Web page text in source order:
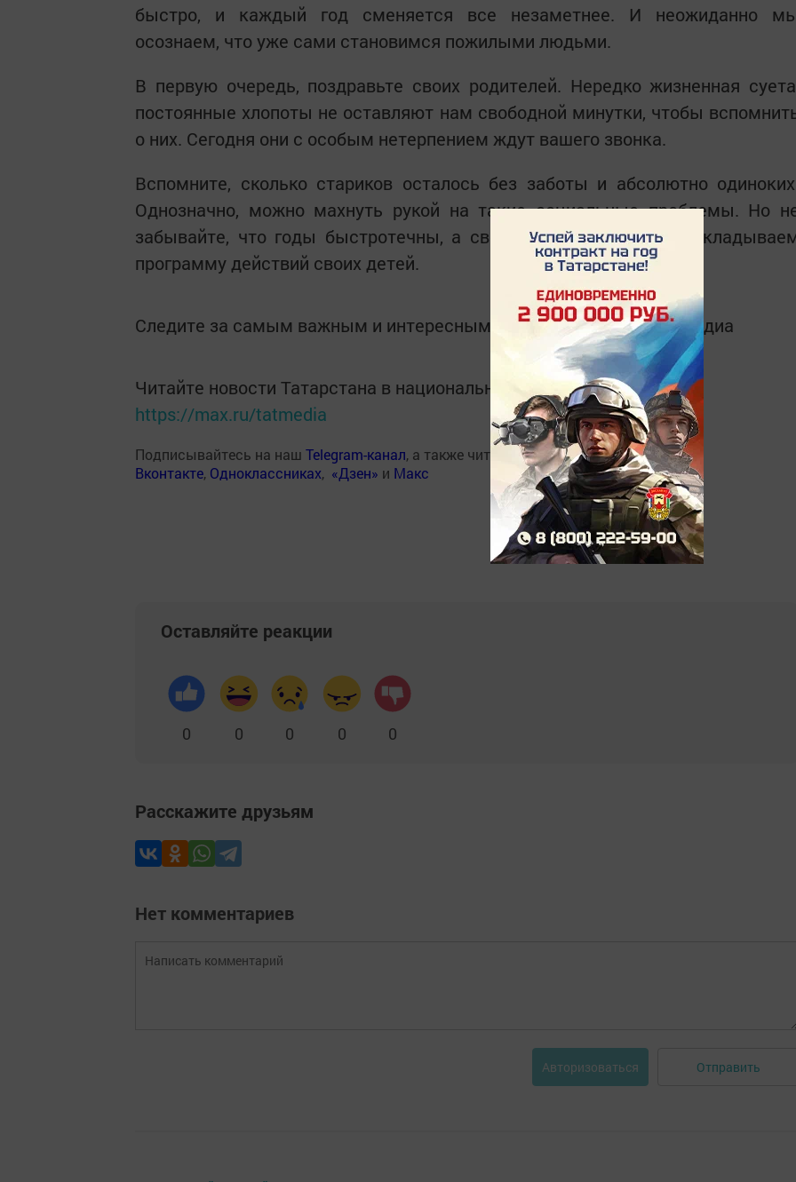
быстро, и каждый год сменяется все незаметнее. И неожиданно
осознаем, что уже сами становимся пожилыми людьми.
В первую очередь, поздравьте своих родителей. Нередко жизненная
постоянные хлопоты не оставляют нам свободной минутки, чтобы
о них. Сегодня они с особым нетерпением ждут вашего звонка.
Вспомните, сколько стариков осталось без заботы и абсолютно
Однозначно, можно махнуть рукой на такие социальные проблемы. Но
забывайте, что годы быстротечны, а своими поступками мы
программу действий своих детей.
Следите за самым важным и интересным в Telegram-каналеТатмедиа
Читайте новости Татарстана в национальном мессенджере MАХ:
https://max.ru/tatmedia
Подписывайтесь на наш Telegram-канал, а также читайте нас
Вконтакте, Одноклассниках, «Дзен» и Макс
Оставляйте реакции
0 0 0 0 0
Расскажите друзьям
Нет комментариев
Авторизоваться Отправить